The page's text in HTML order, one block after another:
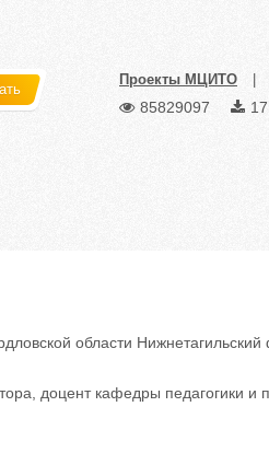
Проекты МЦИТО
85829097
области Нижнетагильский
доцент кафедры педагогики и